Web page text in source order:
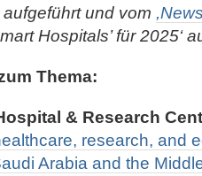
und vom
Hospitals’ für 2025‘
Thema:
& Research
research, and
Arabia and the